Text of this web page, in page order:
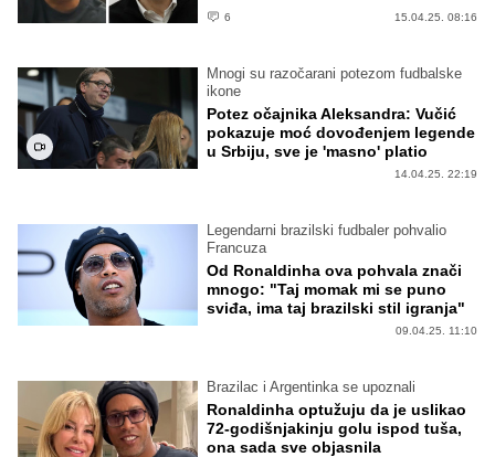
6 15.04.25. 08:16
Mnogi su razočarani potezom fudbalske
ikone
Potez očajnika Aleksandra: Vučić
pokazuje moć dovođenjem legende
u Srbiju, sve je 'masno' platio
14.04.25. 22:19
Legendarni brazilski fudbaler pohvalio
Francuza
Od Ronaldinha ova pohvala znači
mnogo: "Taj momak mi se puno
sviđa, ima taj brazilski stil igranja"
09.04.25. 11:10
Brazilac i Argentinka se upoznali
Ronaldinha optužuju da je uslikao
72-godišnjakinju golu ispod tuša,
ona sada sve objasnila